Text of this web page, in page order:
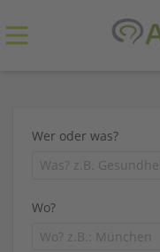
Wer oder was?
Wo?